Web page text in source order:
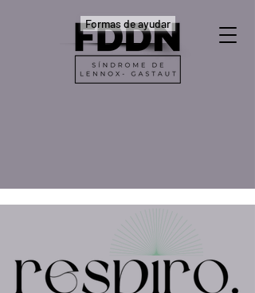
Formas de ayudar